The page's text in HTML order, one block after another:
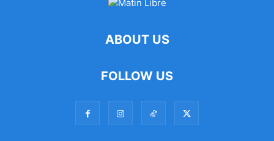
ABOUT US
FOLLOW US